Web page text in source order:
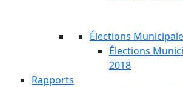
Élections
Élections
2018
Rapports